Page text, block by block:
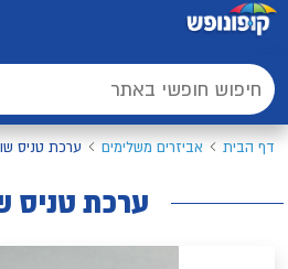
דף הבית אביזרים משלימים ערכת טניס
ערכת טניס